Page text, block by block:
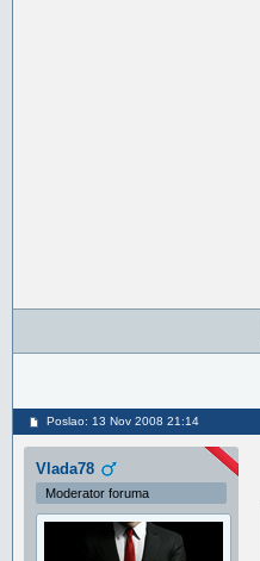
Poslao: 13 Nov 2008 21:14
Vlada78
Moderator foruma